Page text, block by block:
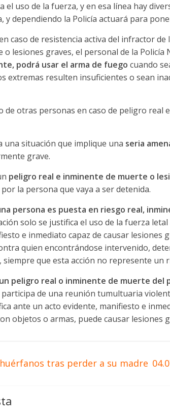
el uso de la fuerza, y en esa línea hay
y dependiendo la Policía actuará para
caso de resistencia activa del infractor
lesiones graves, el personal de la Policía
podrá usar el arma de fuego cuando
extremas resulten insuficientes o sean
de otras personas en caso de peligro real
una situación que implique una seria
grave.
peligro real e inminente de muerte o
la persona que vaya a ser detenida.
persona es puesta en riesgo real,
solo se justifica el uso de la fuerza
e inmediato capaz de causar lesiones
quien encontrándose intervenido,
siempre que esta acción no represente un
peligro real o inminente de muerte del
de una reunión tumultuaria
ante un acto evidente, manifiesto e
objetos o armas, puede causar lesiones
tras perder a su madre